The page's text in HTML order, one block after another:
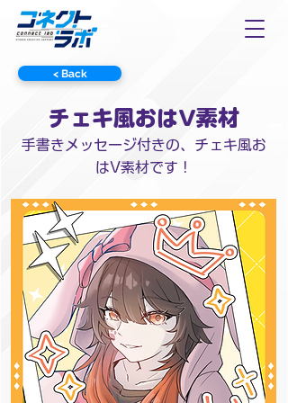
< Back
チェキ風おはV素材
手書きメッセージ付きの、チェキ風お
はV素材です！